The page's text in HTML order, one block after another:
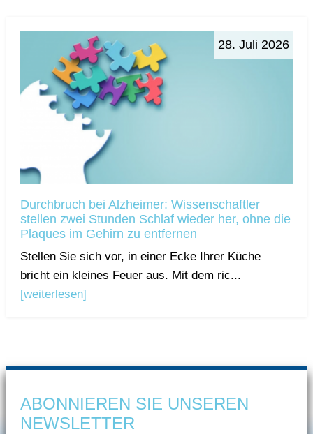
28. Juli 2026
Durchbruch bei Alzheimer: Wissenschaftler
stellen zwei Stunden Schlaf wieder her, ohne die
Plaques im Gehirn zu entfernen
Stellen Sie sich vor, in einer Ecke Ihrer Küche
bricht ein kleines Feuer aus. Mit dem ric...
[weiterlesen]
ABONNIEREN SIE UNSEREN
NEWSLETTER